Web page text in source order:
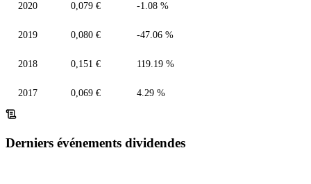
2020 0,079 € -1.08 %
2019 0,080 € -47.06 %
2018 0,151 € 119.19 %
2017 0,069 € 4.29 %
Derniers événements dividendes